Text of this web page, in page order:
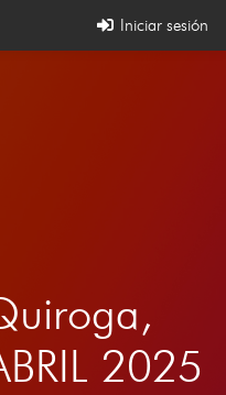
Iniciar sesión
2025